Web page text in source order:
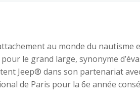
au monde du nautisme
le grand large, synonyme
Jeep® dans son partenariat
de Paris pour la 6e année